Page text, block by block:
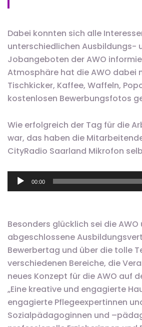
Dabei konnten sich alle
unterschiedlichen Ausbildungs-
Jobangeboten der AWO
Atmosphäre hat die AWO dabei
Tischkicker, Kaffee, Waffeln,
kostenlosen Bewerbungsfotos
Wie erfolgreich der Tag für die
war, das haben die
CityRadio Saarland Mikrofon
Audio-
Player
00:00
Besonders glücklich sei die
abgeschlossene
Bewerbertag und über die tolle
verschiedenen Bereiche, die
neues Konzept für die AWO auf
„Eine kreative und engagierte
engagierte Pflegeexpertinnen
Sozialpädagoginnen und